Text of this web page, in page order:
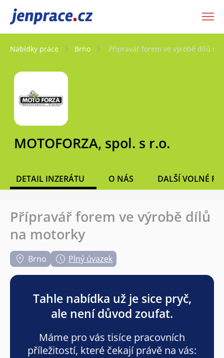
JenPráce.cz
Nabídky práce Brno Přípravář forem ve výrobě dílů na
MOTOFORZA, spol. s r.o.
DETAIL INZERÁTU O NÁS DALŠÍ VOLNÉ
Přípravář forem ve výrobě dílů
na motorky
Brno Plný úvazek
Tahle nabídka už je sice pryč,
ale není důvod zoufat.
Máme pro vás tisíce pracovních
příležitostí, které čekají právě na vás: